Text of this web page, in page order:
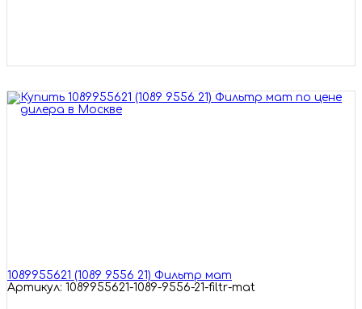
1089955621 (1089 9556 21) Фильтр мат
Артикул: 1089955621-1089-9556-21-filtr-mat